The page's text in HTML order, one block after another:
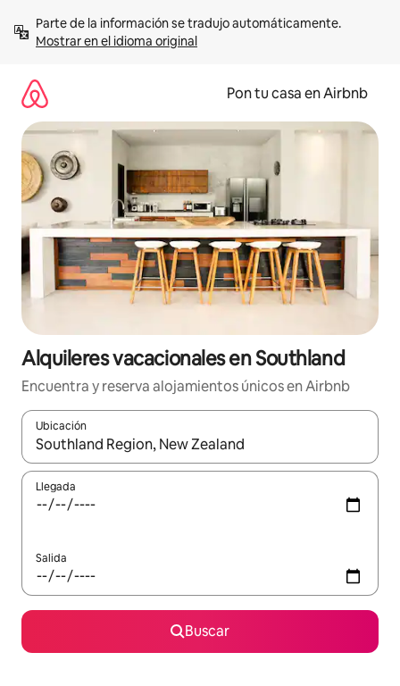
contenidoMostrar en el idioma original
Pon tu casa en Airbnb
Alquileres vacacionales en Southland
Encuentra y reserva alojamientos únicos en Airbnb
Ubicación
Cuando los resultados estén disponibles, navega con las
Llegada
Salida
Buscar